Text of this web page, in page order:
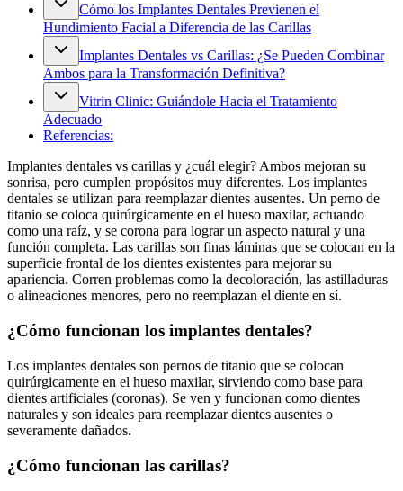
Cómo los Implantes Dentales Previenen el
Hundimiento Facial a Diferencia de las Carillas
Implantes Dentales vs Carillas: ¿Se Pueden Combinar
Ambos para la Transformación Definitiva?
Vitrin Clinic: Guiándole Hacia el Tratamiento
Adecuado
Referencias:
Implantes dentales vs carillas y ¿cuál elegir? Ambos mejoran su
sonrisa, pero cumplen propósitos muy diferentes. Los implantes
dentales se utilizan para reemplazar dientes ausentes. Un perno de
titanio se coloca quirúrgicamente en el hueso maxilar, actuando
como una raíz, y se corona para lograr un aspecto natural y una
función completa. Las carillas son finas láminas que se colocan en la
superficie frontal de los dientes existentes para mejorar su
apariencia. Corren problemas como la decoloración, las astilladuras
o alineaciones menores, pero no reemplazan el diente en sí.
¿Cómo funcionan los implantes dentales?
Los implantes dentales son pernos de titanio que se colocan
quirúrgicamente en el hueso maxilar, sirviendo como base para
dientes artificiales (coronas). Se ven y funcionan como dientes
naturales y son ideales para reemplazar dientes ausentes o
severamente dañados.
¿Cómo funcionan las carillas?